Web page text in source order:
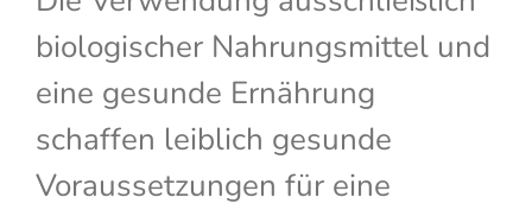
biologischer Nahrungsmittel und
eine gesunde Ernährung
schaffen leiblich gesunde
Voraussetzungen für eine